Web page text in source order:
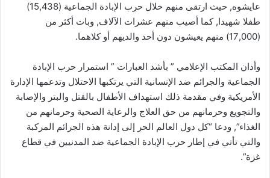
عايشوه, حيث ارتقى منهم خلال حرب الإبادة الجماعية (15,438)
طفلا شهيدا, كما أصيب منهم عشرات الآلاف, وبات أكثر من
(17,000) منهم يعيشون دون أحد والديهم أو كلاهما.
وأدان المكتب الإعلامي ” بأشد العبارات ” استمرار حرب الإبادة
الجماعية والجرائم ضد الإنسانية التي يرتكبها الاحتلال وتدعمها الإدارة
الأمريكية وفي مقدمة ذلك استهداف الأطفال بالقتل والبتر والإصابة
والتجويع وحرمانهم من حق العلاج والرعاية الصحية وحرمانهم من
الغذاء”, ودعا “كل دول العالم الحر إلى إدانة هذه الجرائم المركبة
والتي تأتي في إطار حرب الإبادة الجماعية ضد المدنيين في قطاع
غزة”.